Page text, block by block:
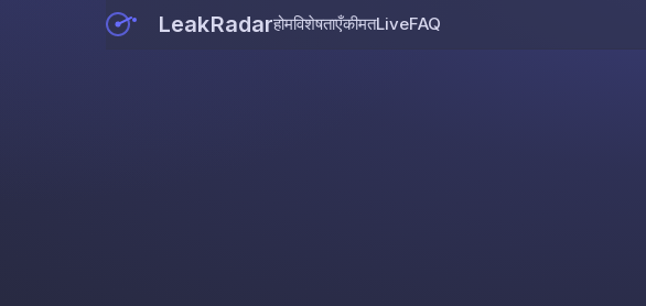
LeakRadarहोमविशेषताएँकीमतLiveFAQ